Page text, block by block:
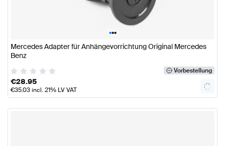
•••
Mercedes Adapter für Anhängevorrichtung Original Mercedes
Benz
Vorbestellung
€28.95
€35.03incl. 21% LV VAT